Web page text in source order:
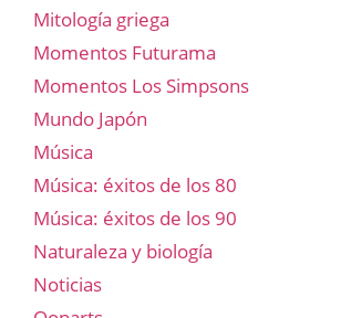
Mitología griega
Momentos Futurama
Momentos Los Simpsons
Mundo Japón
Música
Música: éxitos de los 80
Música: éxitos de los 90
Naturaleza y biología
Noticias